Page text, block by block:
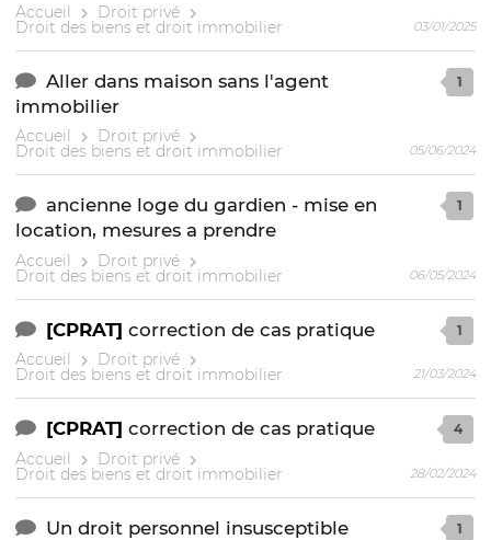
Accueil Droit privé
Droit des biens et droit immobilier 03/01/2025
Aller dans maison sans l'agent
immobilier
Accueil Droit privé
Droit des biens et droit immobilier
1
05/06/2024
ancienne loge du gardien - mise en
location, mesures a prendre
Accueil Droit privé
Droit des biens et droit immobilier
1
06/05/2024
[CPRAT] correction de cas pratique
Accueil Droit privé
Droit des biens et droit immobilier
1
21/03/2024
[CPRAT] correction de cas pratique
Accueil Droit privé
Droit des biens et droit immobilier
4
28/02/2024
Un droit personnel insusceptible
1